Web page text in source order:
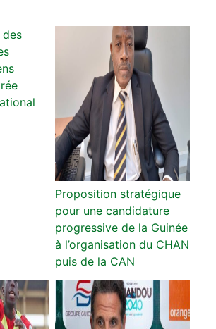
des
Proposition stratégique
pour une candidature
progressive de la Guinée
à l’organisation du CHAN
puis de la CAN